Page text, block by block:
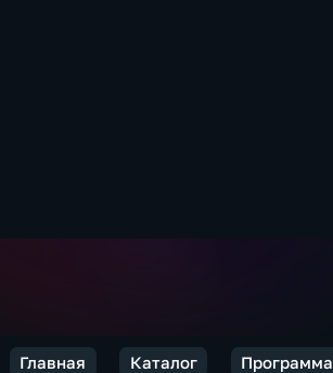
Главная Каталог Программа